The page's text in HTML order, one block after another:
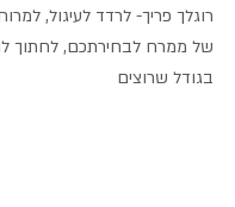
רוגלך פריך- לרדד לעיגול,
של ממרח לבחירתכם, לחתוך
בגודל שרוצים